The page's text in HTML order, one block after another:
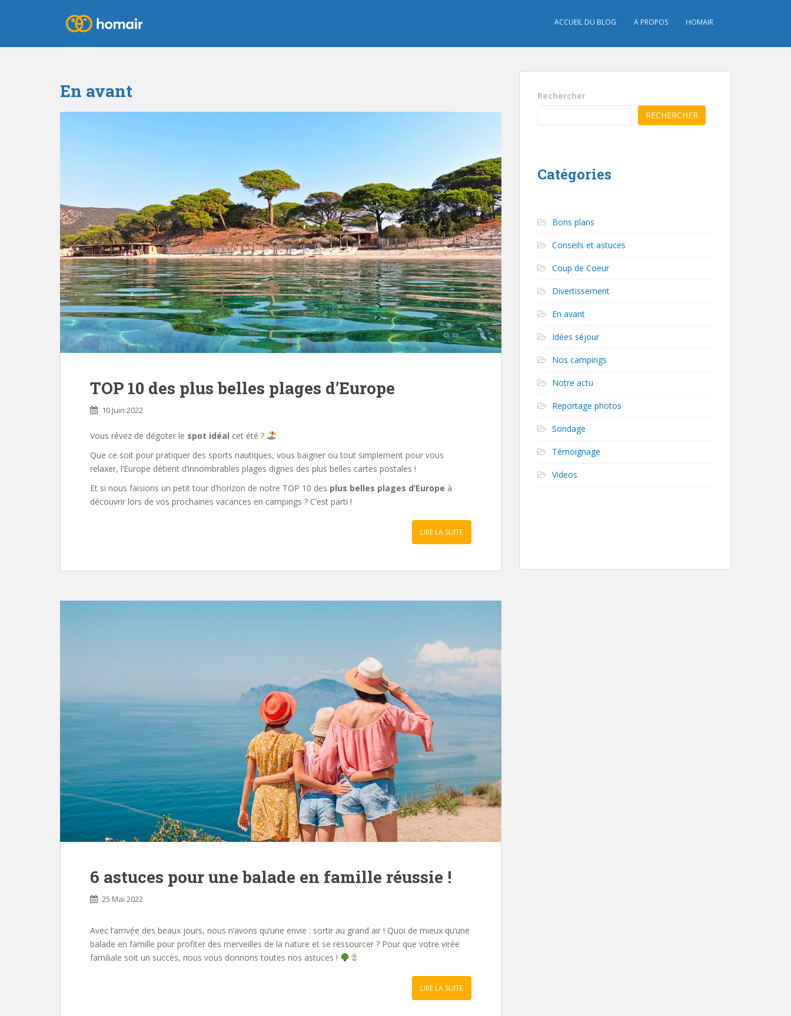
ACCUEIL DU BLOG A PROPOS HOMAIR
En avant
TOP 10 des plus belles plages d’Europe
10 Juin 2022
Vous rêvez de dégoter le spot idéal cet été ?
Que ce soit pour pratiquer des sports nautiques, vous baigner ou tout simplement pour vous
relaxer, l’Europe détient d’innombrables plages dignes des plus belles cartes postales !
Et si nous faisions un petit tour d’horizon de notre TOP 10 des plus belles plages d’Europe à
découvrir lors de vos prochaines vacances en campings ? C’est parti !
LIRE LA SUITE
6 astuces pour une balade en famille réussie !
25 Mai 2022
Avec l’arrivée des beaux jours, nous n’avons qu’une envie : sortir au grand air ! Quoi de mieux qu’une
balade en famille pour profiter des merveilles de la nature et se ressourcer ? Pour que votre virée
familiale soit un succès, nous vous donnons toutes nos astuces !
LIRE LA SUITE
Rechercher
RECHERCHER
Catégories
Bons plans
Conseils et astuces
Coup de Coeur
Divertissement
En avant
Idées séjour
Nos campings
Notre actu
Reportage photos
Sondage
Témoignage
Videos